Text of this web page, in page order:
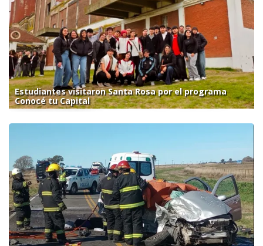
Estudiantes visitaron Santa Rosa por el programa
Conocé tu Capital